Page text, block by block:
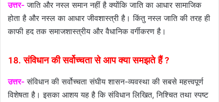
उत्तर- जाति और नस्ल समान नहीं है क्योंकि जाति का आधार सामाजिक
होता है और नस्ल का आधार जीवशास्त्री है। किंतु नस्ल जाति की तरह ही
काफी हद तक समाजशास्त्रीय और वैधानिक वर्गीकरण है।
18. संविधान की सर्वोच्चता से आप क्या समझते हैं ?
उत्तर- संविधान की सर्वोच्चता संघीय शासन-व्यवस्था की सबसे महत्त्वपूर्ण
विशेषता है। इसका आशय यह है कि संविधान लिखित, निश्चित तथा स्पष्ट